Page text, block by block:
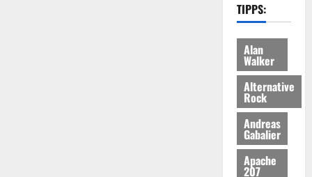
TIPPS:
Alan
Walker
Alternative
Rock
Andreas
Gabalier
Apache
207